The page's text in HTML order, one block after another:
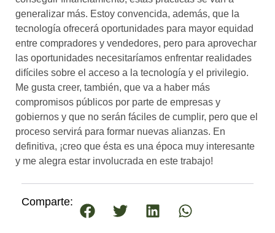
generalizar más. Estoy convencida, además, que la
tecnología ofrecerá oportunidades para mayor equidad
entre compradores y vendedores, pero para aprovechar
las oportunidades necesitaríamos enfrentar realidades
difíciles sobre el acceso a la tecnología y el privilegio.
Me gusta creer, también, que va a haber más
compromisos públicos por parte de empresas y
gobiernos y que no serán fáciles de cumplir, pero que el
proceso servirá para formar nuevas alianzas. En
definitiva, ¡creo que ésta es una época muy interesante
y me alegra estar involucrada en este trabajo!
Comparte: